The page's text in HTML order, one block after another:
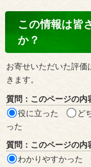
ン
ン
ツ
評
価
ア
この情報は皆
か？
お寄せいただいた評
きます。
質問：このページの内
役に立った
ど
った
質問：このページの内
わかりやすかった